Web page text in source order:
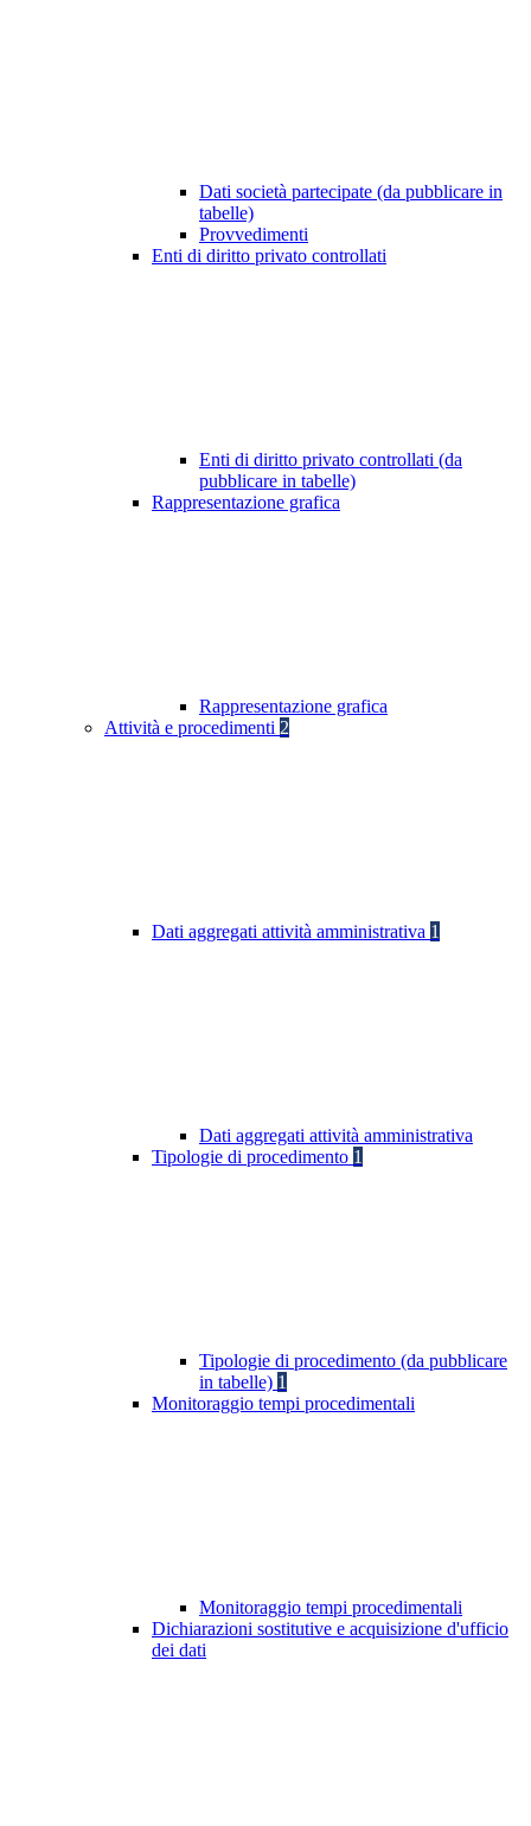
Dati società partecipate (da pubblicare in
tabelle)
Provvedimenti
Enti di diritto privato controllati
Enti di diritto privato controllati (da
pubblicare in tabelle)
Rappresentazione grafica
Rappresentazione grafica
Attività e procedimenti 2
Dati aggregati attività amministrativa 1
Dati aggregati attività amministrativa
Tipologie di procedimento 1
Tipologie di procedimento (da pubblicare
in tabelle) 1
Monitoraggio tempi procedimentali
Monitoraggio tempi procedimentali
Dichiarazioni sostitutive e acquisizione d'ufficio
dei dati